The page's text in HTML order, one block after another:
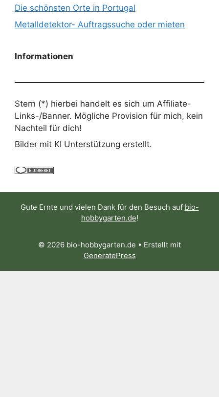
Die schönsten Orte in Portugal
Metalldetektor- Auftragssuche oder mieten
Informationen
Stern (*) hierbei handelt es sich um Affiliate-
Links-/Banner. Mögliche Provision für mich, kein
Nachteil für dich!
Bilder mit KI Unterstützung erstellt.
Gute Ernte und vielen Dank für den Besuch auf bio-
hobbygarten.de!
© 2026 bio-hobbygarten.de • Erstellt mit
GeneratePress